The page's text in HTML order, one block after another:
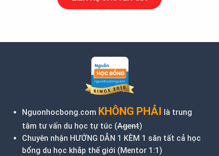
Nguonhocbong.com KHÔNG PHẢI
là trung
tâm tư vấn du học tự túc (Agent)
Chuyên nhận HƯỚNG DẪN 1 KÈM 1 săn tất cả học
bổng du học khắp thế giới (Mentor 1:1)